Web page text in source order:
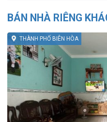
BÁN NHÀ RIÊNG
THÀNH PHỐ BIÊN HÒA